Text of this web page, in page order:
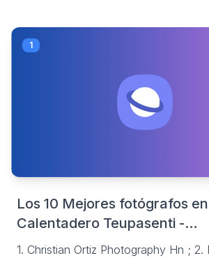
1
Los 10 Mejores fotógrafos en
Calentadero Teupasenti -
StarOfService
1. Christian Ortiz Photography Hn ; 2.